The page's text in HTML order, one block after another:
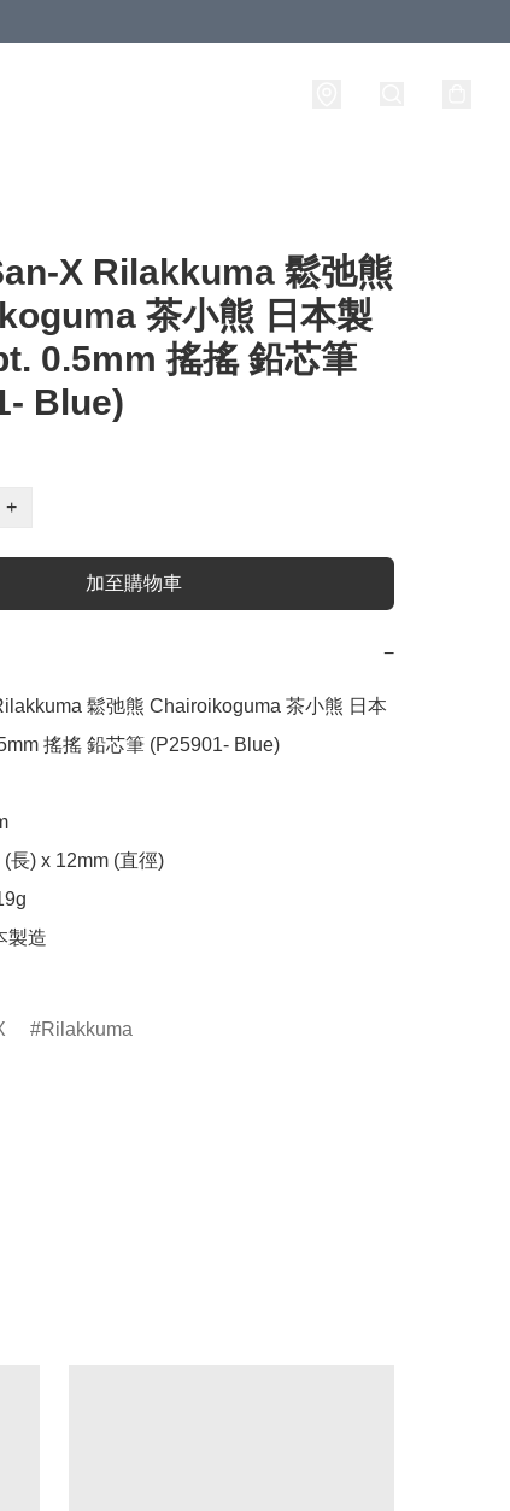
X Rilakkuma 鬆弛熊
茶小熊 日本製
0.5mm 搖搖 鉛芯筆
Blue)
+
加至購物車
−
鬆弛熊 Chairoikoguma 茶小熊 日本
搖搖 鉛芯筆 (P25901- Blue)
長) x 12mm (直徑)
製造
Rilakkuma